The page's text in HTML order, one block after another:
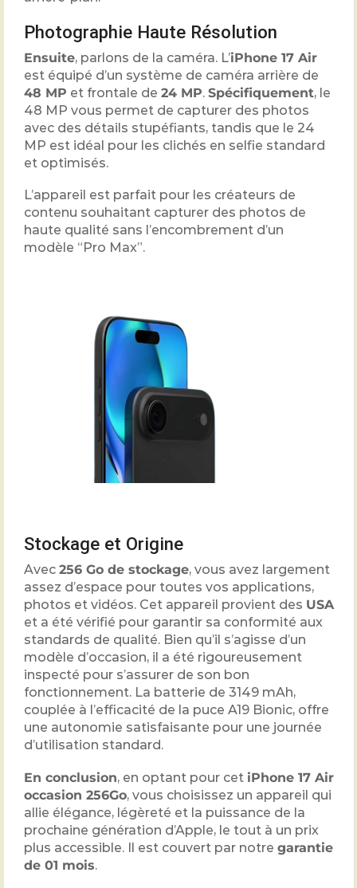
Photographie Haute Résolution
Ensuite, parlons de la caméra. L’iPhone 17 Air
est équipé d’un système de caméra arrière de
48 MP et frontale de 24 MP. Spécifiquement, le
48 MP vous permet de capturer des photos
avec des détails stupéfiants, tandis que le 24
MP est idéal pour les clichés en selfie standard
et optimisés.
L’appareil est parfait pour les créateurs de
contenu souhaitant capturer des photos de
haute qualité sans l’encombrement d’un
modèle “Pro Max”.
Stockage et Origine
Avec 256 Go de stockage, vous avez largement
assez d’espace pour toutes vos applications,
photos et vidéos. Cet appareil provient des USA
et a été vérifié pour garantir sa conformité aux
standards de qualité. Bien qu’il s’agisse d’un
modèle d’occasion, il a été rigoureusement
inspecté pour s’assurer de son bon
fonctionnement. La batterie de 3149 mAh,
couplée à l’efficacité de la puce A19 Bionic, offre
une autonomie satisfaisante pour une journée
d’utilisation standard.
En conclusion, en optant pour cet iPhone 17 Air
occasion 256Go, vous choisissez un appareil qui
allie élégance, légèreté et la puissance de la
prochaine génération d’Apple, le tout à un prix
plus accessible. Il est couvert par notre garantie
de 01 mois.